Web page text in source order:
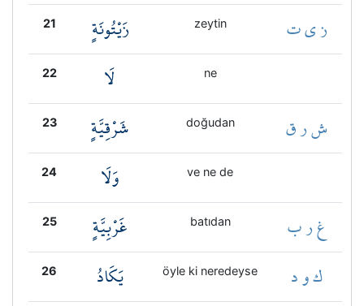
21 زَيْتُونَةٍ zeytin ز ي ت
22 لَا ne
23 شَرْقِيَّةٍ doğudan ش ر ق
24 وَلَا ve ne de
25 غَرْبِيَّةٍ batıdan غ ر ب
26 يَكَادُ öyle ki neredeyse ك و د